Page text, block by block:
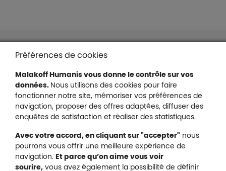
Liens en bas de page
Accessibilité : partiellement conforme
Protection des données
Nous contacter
Plan du site
Gestion des cookies
Malakoff Humanis sur X
Préférences de cookies
Malakoff Humanis vous donne le contrôle sur vos
données. Nous utilisons des cookies pour faire
fonctionner notre site, mémoriser vos préférences de
navigation, proposer des offres adaptées, diffuser des
enquêtes de satisfaction et réaliser des statistiques.
Avec votre accord, en cliquant sur "accepter" nous
pourrons vous offrir une meilleure expérience de
navigation. Et parce qu’on aime vous voir
sourire, vous avez également la possibilité de définir